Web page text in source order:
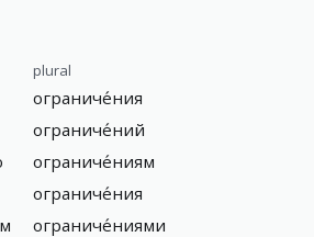
plural
ограниче́ния
ограниче́ний
ограниче́ниям
ограниче́ния
ограниче́ниями